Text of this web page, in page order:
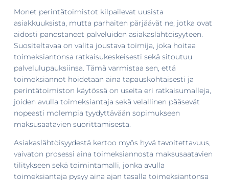
Monet perintätoimistot kilpailevat uusista
asiakkuuksista, mutta parhaiten pärjäävät ne, jotka ovat
aidosti panostaneet palveluiden asiakaslähtöisyyteen.
Suositeltavaa on valita joustava toimija, joka hoitaa
toimeksiantonsa ratkaisukeskeisesti sekä sitoutuu
palvelulupauksiinsa. Tämä varmistaa sen, että
toimeksiannot hoidetaan aina tapauskohtaisesti ja
perintätoimiston käytössä on useita eri ratkaisumalleja,
joiden avulla toimeksiantaja sekä velallinen pääsevät
nopeasti molempia tyydyttävään sopimukseen
maksusaatavien suorittamisesta.
Asiakaslähtöisyydestä kertoo myös hyvä tavoitettavuus,
vaivaton prosessi aina toimeksiannosta maksusaatavien
tilitykseen sekä toimintamalli, jonka avulla
toimeksiantaja pysyy aina ajan tasalla toimeksiantonsa